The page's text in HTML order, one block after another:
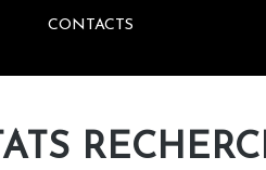
CONTACTS